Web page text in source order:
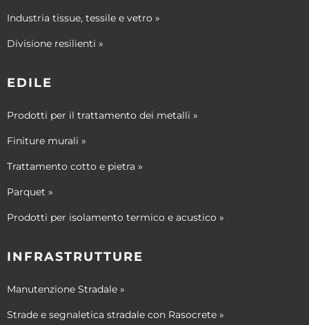
Industria tissue, tessile e vetro »
Divisione resilienti »
EDILE
Prodotti per il trattamento dei metalli »
Finiture murali »
Trattamento cotto e pietra »
Parquet »
Prodotti per isolamento termico e acustico »
INFRASTRUTTURE
Manutenzione Stradale »
Strade e segnaletica stradale con Rasocrete »